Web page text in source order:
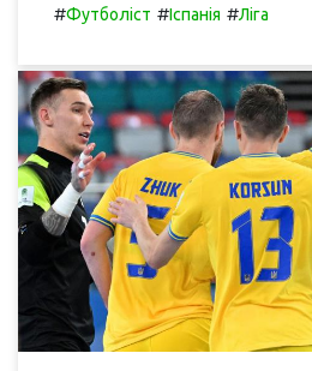
#Футболіст #Іспанія #Ліга